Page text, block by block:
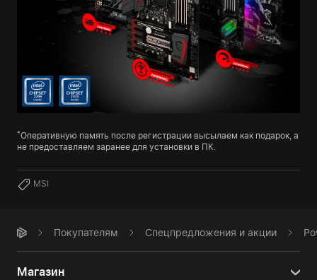
*Оперативную память после регистрации высылаем как подарок, а
не предоставляем заранее для установки в ПК.
MSI
Покупателям Спецпредложения и акции
Магазин